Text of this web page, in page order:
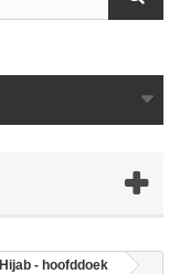
Hijab - hoofddoek